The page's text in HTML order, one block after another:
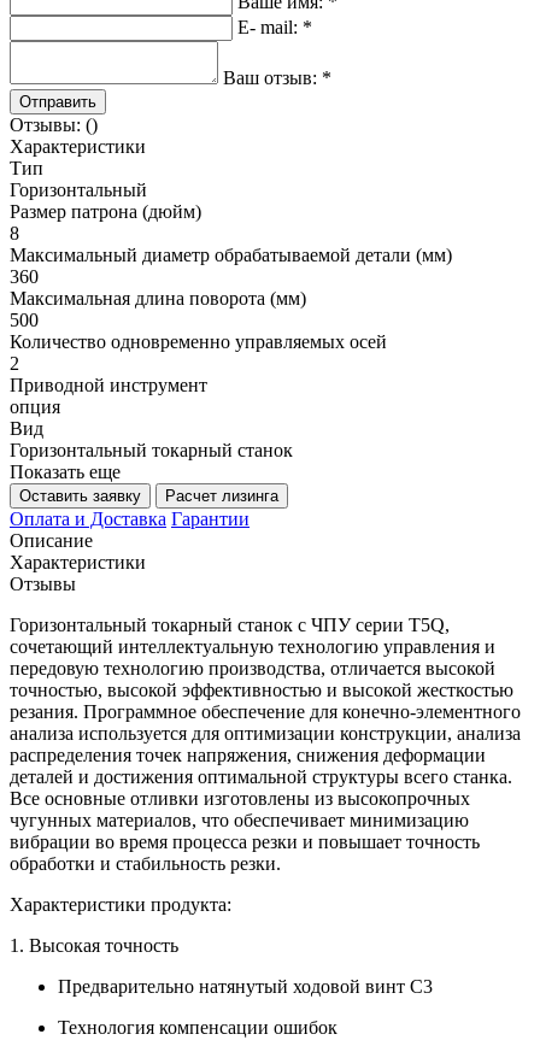
E- mail: *
Ваш отзыв: *
Отправить
Отзывы: ()
Характеристики
Тип
Горизонтальный
Размер патрона (дюйм)
8
Максимальный диаметр обрабатываемой детали (мм)
360
Максимальная длина поворота (мм)
500
Количество одновременно управляемых осей
2
Приводной инструмент
опция
Вид
Горизонтальный токарный станок
Показать еще
Оставить заявку Расчет лизинга
Оплата и Доставка Гарантии
Описание
Характеристики
Отзывы
Горизонтальный токарный станок с ЧПУ серии T5Q,
сочетающий интеллектуальную технологию управления и
передовую технологию производства, отличается высокой
точностью, высокой эффективностью и высокой жесткостью
резания. Программное обеспечение для конечно-элементного
анализа используется для оптимизации конструкции, анализа
распределения точек напряжения, снижения деформации
деталей и достижения оптимальной структуры всего станка.
Все основные отливки изготовлены из высокопрочных
чугунных материалов, что обеспечивает минимизацию
вибрации во время процесса резки и повышает точность
обработки и стабильность резки.
Характеристики продукта:
1. Высокая точность
Предварительно натянутый ходовой винт C3
Технология компенсации ошибок